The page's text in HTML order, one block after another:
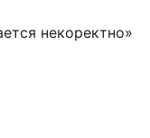
некоректно»